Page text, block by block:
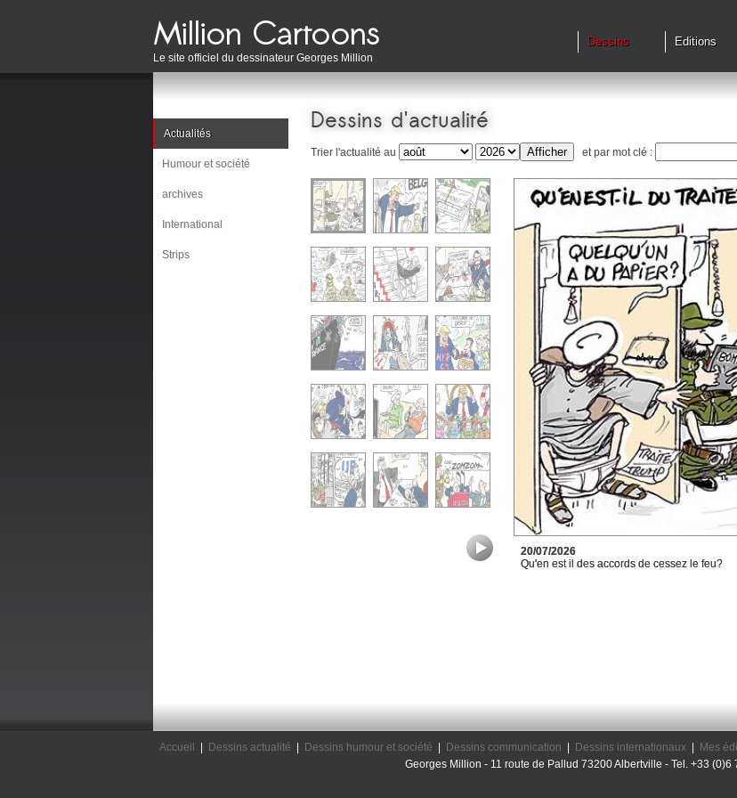
Le site officiel du dessinateur Georges Million
Dessins Editions
Actualités
Humour et société
archives
International
Strips
Dessins d'actualité
Trier l'actualité au et par mot clé :
20/07/2026
Qu'en est il des accords de cessez le feu?
Accueil Dessins actualité Dessins humour et société Dessins communication Dessins internationaux| Mes
Georges Million - 11 route de Pallud 73200 Albertville - Tel. +33 (0)6